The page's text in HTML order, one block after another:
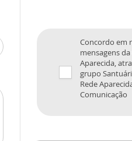
Concordo em
mensagens
Aparecida,
grupo
Rede
Comunicação